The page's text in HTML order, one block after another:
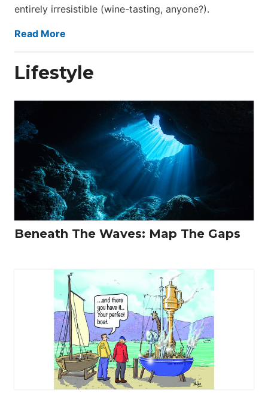
entirely irresistible (wine-tasting, anyone?).
Read More
Lifestyle
Beneath The Waves: Map The Gaps